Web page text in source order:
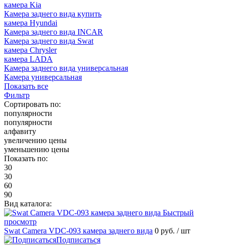
камера Kia
Камера заднего вида купить
камера Hyundai
Камера заднего вида INCAR
Камера заднего вида Swat
камера Chrysler
камера LADA
Камера заднего вида универсальная
Камера универсальная
Показать все
Фильтр
Сортировать по:
популярности
популярности
алфавиту
увеличению цены
уменьшению цены
Показать по:
30
30
60
90
Вид каталога:
Быстрый
просмотр
Swat Camera VDC-093 камера заднего вида 0 руб. / шт
Подписаться